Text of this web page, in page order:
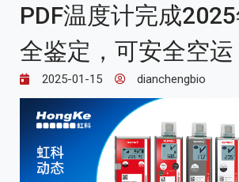
PDF温度计完成
全鉴定，可安全空运
2025-01-15 dianchengbio